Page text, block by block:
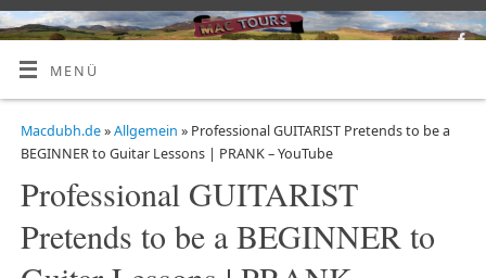
MENÜ
Macdubh.de»Allgemein » Professional GUITARIST Pretends to be a
BEGINNER to Guitar Lessons | PRANK – YouTube
Professional GUITARIST
Pretends to be a BEGINNER to